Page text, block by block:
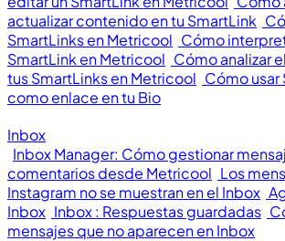
actualizar contenido en tu SmartLink
SmartLinks en Metricool Cómo
SmartLink en Metricool Cómo analizar
tus SmartLinks en Metricool Cómo usar
como enlace en tu Bio
Inbox
Inbox Manager: Cómo gestionar
comentarios desde Metricool Los
Instagram no se muestran en el Inbox
Inbox Inbox : Respuestas guardadas
mensajes que no aparecen en Inbox